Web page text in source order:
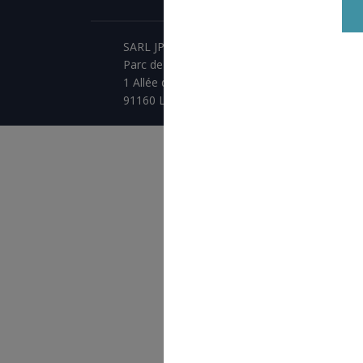
SARL JPCA - SportServ
Parc de l'évènement
1 Allée d'Effiat, BAT A
91160 Longjumeau